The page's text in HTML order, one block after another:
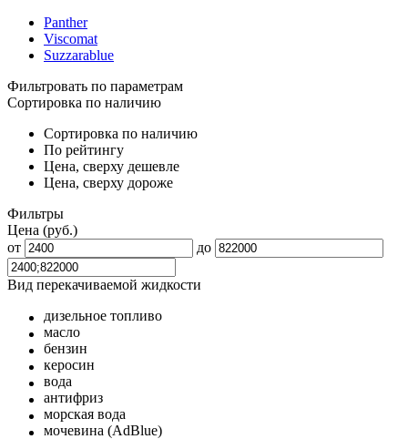
Panther
Viscomat
Suzzarablue
Фильтровать по параметрам
Сортировка по наличию
Сортировка по наличию
По рейтингу
Цена, сверху дешевле
Цена, сверху дороже
Фильтры
Цена (руб.)
от
до
Вид перекачиваемой жидкости
дизельное топливо
масло
бензин
керосин
вода
антифриз
морская вода
мочевина (AdBlue)